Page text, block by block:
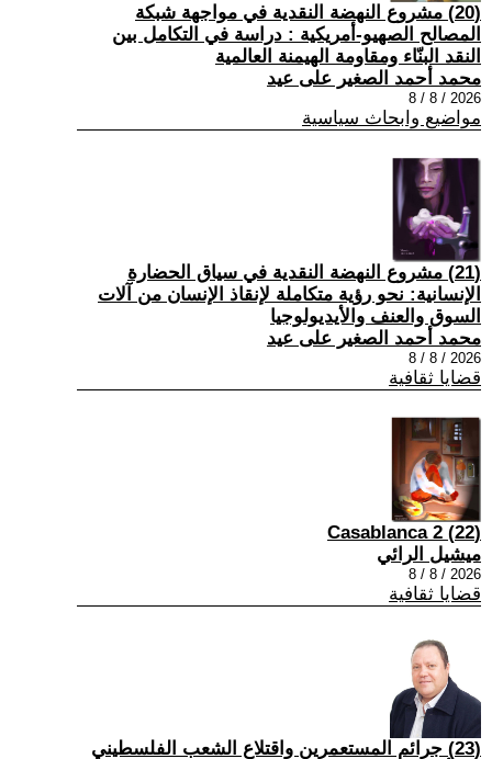
(20) مشروع النهضة النقدية في مواجهة شبكة
المصالح الصهيو-أمريكية : دراسة في التكامل بين
النقد البنّاء ومقاومة الهيمنة العالمية
محمد أحمد الصغير على عيد
2026 / 8 / 8
مواضيع وابحاث سياسية
(21) مشروع النهضة النقدية في سياق الحضارة
الإنسانية: نحو رؤية متكاملة لإنقاذ الإنسان من آلات
السوق والعنف والأيديولوجيا
محمد أحمد الصغير على عيد
2026 / 8 / 8
قضايا ثقافية
(22) Casablanca 2
ميشيل الرائي
2026 / 8 / 8
قضايا ثقافية
(23) جرائم المستعمرين واقتلاع الشعب الفلسطيني